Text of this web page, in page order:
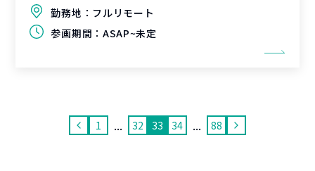
勤務地： フルリモート
参画期間： ASAP~未定
1 ... 32 33 34 ... 88